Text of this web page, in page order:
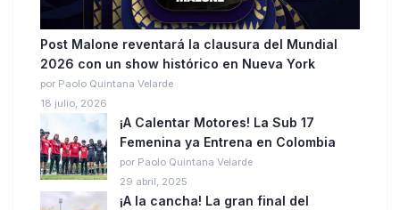
Post Malone reventará la clausura del Mundial
2026 con un show histórico en Nueva York
por Paolo Quintana Velarde
18 julio, 2026
¡A Calentar Motores! La Sub 17
Femenina ya Entrena en Colombia
por Paolo Quintana Velarde
29 abril, 2025
¡A la cancha! La gran final del